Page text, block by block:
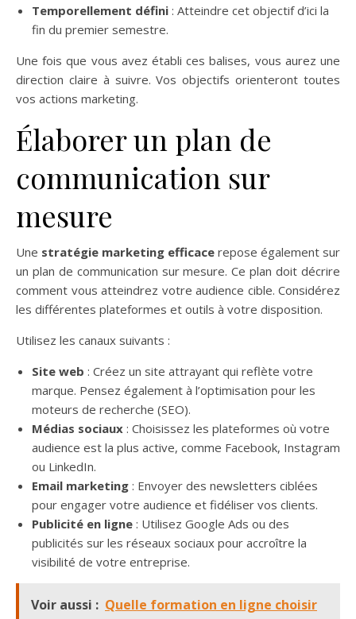
Temporellement défini : Atteindre cet objectif d’ici la
fin du premier semestre.
Une fois que vous avez établi ces balises, vous aurez une
direction claire à suivre. Vos objectifs orienteront toutes
vos actions marketing.
Élaborer un plan de
communication sur
mesure
Une stratégie marketing efficace repose également sur
un plan de communication sur mesure. Ce plan doit décrire
comment vous atteindrez votre audience cible. Considérez
les différentes plateformes et outils à votre disposition.
Utilisez les canaux suivants :
Site web : Créez un site attrayant qui reflète votre
marque. Pensez également à l’optimisation pour les
moteurs de recherche (SEO).
Médias sociaux : Choisissez les plateformes où votre
audience est la plus active, comme Facebook, Instagram
ou LinkedIn.
Email marketing : Envoyer des newsletters ciblées
pour engager votre audience et fidéliser vos clients.
Publicité en ligne : Utilisez Google Ads ou des
publicités sur les réseaux sociaux pour accroître la
visibilité de votre entreprise.
Voir aussi : Quelle formation en ligne choisir